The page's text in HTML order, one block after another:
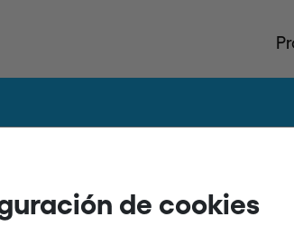
de cookies
de